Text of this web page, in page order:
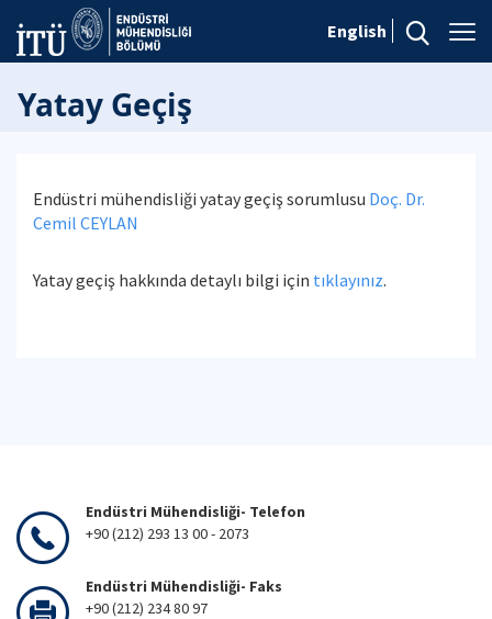
English
Yatay Geçiş
Endüstri mühendisliği yatay geçiş sorumlusu Doç. Dr.
Cemil CEYLAN
Yatay geçiş hakkında detaylı bilgi için tıklayınız.
Endüstri Mühendisliği- Telefon
+90 (212) 293 13 00 - 2073
Endüstri Mühendisliği- Faks
+90 (212) 234 80 97